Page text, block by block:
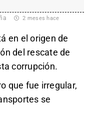
2 meses hace
en el origen de
del rescate de
corrupción.
que fue irregular,
se